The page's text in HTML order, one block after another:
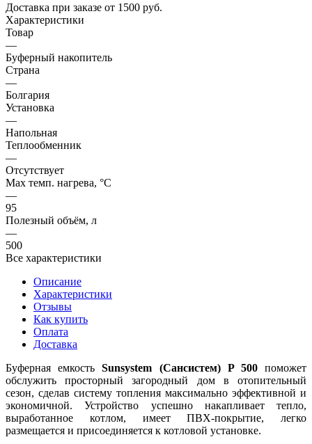
Доставка при заказе от 1500 руб.
Характеристики
Товар
—
Буферный накопитель
Страна
—
Болгария
Установка
—
Напольная
Теплообменник
—
Отсутствует
Max темп. нагрева, °С
—
95
Полезный объём, л
—
500
Все характеристики
Описание
Характеристики
Отзывы
Как купить
Оплата
Доставка
Буферная емкостьSunsystem (Сансистем) P 500поможет
обслужить просторный загородный дом в отопительный
сезон, сделав систему топления максимально эффективной и
экономичной. Устройство успешно накапливает тепло,
выработанное котлом, имеет ПВХ-покрытие, легко
размещается и присоединяется к котловой установке.